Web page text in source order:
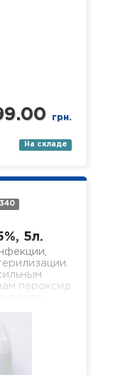
грн.
На складе
5л.
пероксид